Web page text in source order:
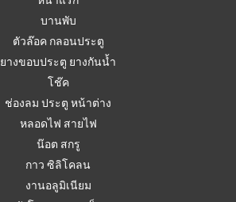
บานพับ
ตัวล๊อค กลอนประตู
ยางขอบประตู ยางกันน้ำ
โช๊ค
ช่องลม ประตู หน้าต่าง
หลอดไฟ สายไฟ
น๊อต สกรู
กาว ซิลิโคลน
งานอลูมิเนียม